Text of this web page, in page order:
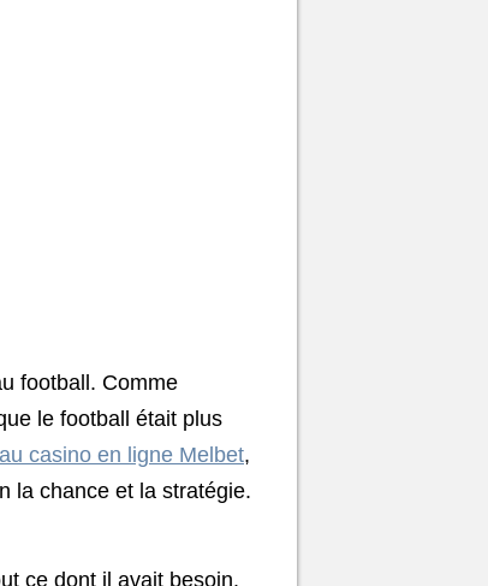
football. Comme
le football était plus
casino en ligne Melbet,
la chance et la stratégie.
ce dont il avait besoin.